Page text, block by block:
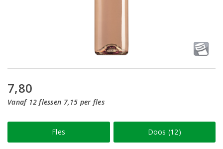
7,80
Vanaf 12 flessen 7,15 per fles
Fles Doos (12)